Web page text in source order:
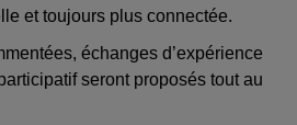
et toujours plus connectée.
échanges d’expérience
seront proposés tout au